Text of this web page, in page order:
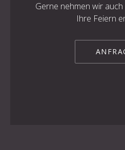
Gerne nehmen wir
Ihre Feiern